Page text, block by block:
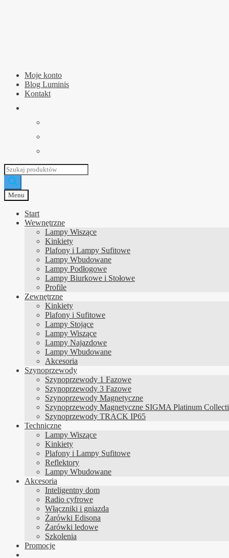
Moje konto
Blog Luminis
Kontakt
Wyszukiwarka
produktów
Menu
Start
Wewnętrzne
Lampy Wiszące
Kinkiety
Plafony i Lampy Sufitowe
Lampy Wbudowane
Lampy Podłogowe
Lampy Biurkowe i Stołowe
Profile
Zewnętrzne
Kinkiety
Plafony i Sufitowe
Lampy Stojące
Lampy Wiszące
Lampy Najazdowe
Lampy Wbudowane
Akcesoria
Szynoprzewody
Szynoprzewody 1 Fazowe
Szynoprzewody 3 Fazowe
Szynoprzewody Magnetyczne
Szynoprzewody Magnetyczne SIGMA Platinum
Szynoprzewody TRACK IP65
Techniczne
Lampy Wiszące
Kinkiety
Plafony i Lampy Sufitowe
Reflektory
Lampy Wbudowane
Akcesoria
Inteligentny dom
Radio cyfrowe
Włączniki i gniazda
Żarówki Edisona
Żarówki ledowe
Szkolenia
Promocje